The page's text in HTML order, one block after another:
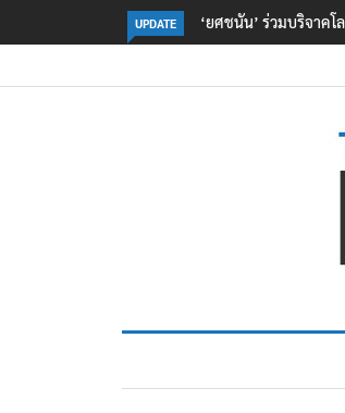
UPDATE ตร. อยู่ระหว่างสอบสวน